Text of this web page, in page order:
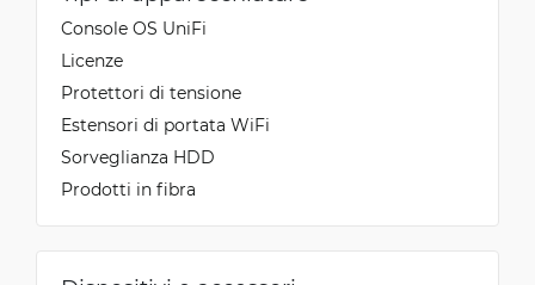
Console OS UniFi
Licenze
Protettori di tensione
Estensori di portata WiFi
Sorveglianza HDD
Prodotti in fibra